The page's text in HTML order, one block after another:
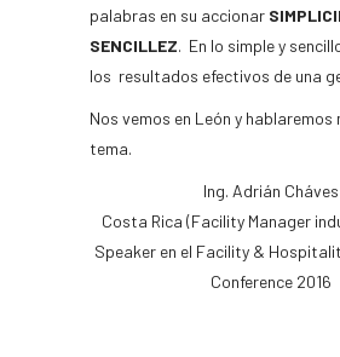
palabras en su accionar
SENCILLEZ. En lo simple y
los resultados efectivos de una
Nos vemos en León y hablaremos
tema.
Ing. Adrián Cháves
Costa Rica (Facility Manager
Speaker en el Facility &
Conference 2016